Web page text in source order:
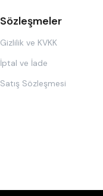
Sözleşmeler
Gizlilik ve KVKK
İptal ve İade
Satış Sözleşmesi